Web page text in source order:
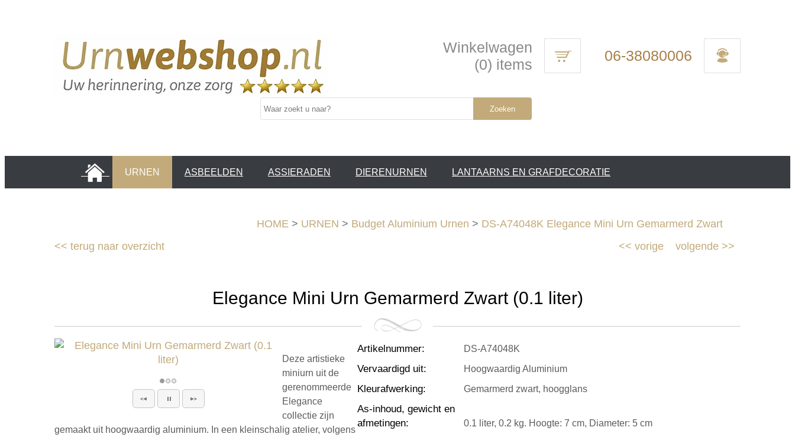
Winkelwagen
(0) items
06-38080006
Zoeken
HOME URNEN ASBEELDEN ASSIERADEN DIERENURNEN LANTAARNS EN GRAFDECORATIE
HOME > URNEN > Budget Aluminium Urnen > DS-A74048K Elegance Mini Urn Gemarmerd Zwart
<< terug naar overzicht volgende >>
<< vorige
Elegance Mini Urn Gemarmerd Zwart (0.1 liter)
Artikelnummer: DS-A74048K
Vervaardigd uit: Hoogwaardig Aluminium
Kleurafwerking: Gemarmerd zwart, hoogglans
As-inhoud, gewicht en
afmetingen: 0.1 liter, 0.2 kg. Hoogte: 7 cm, Diameter: 5 cm
Deze artistieke
miniurn uit de
gerenommeerde
Elegance
collectie zijn
gemaakt uit hoogwaardig aluminium. In een kleinschalig atelier, volgens